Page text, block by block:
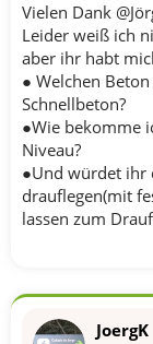
Vielen Dank
Leider weiß ich
aber ihr habt
● Welchen
Schnellbeton?
●Wie bekomme
Niveau?
●Und würdet ihr
drauflegen(mit
lassen zum
JoergK